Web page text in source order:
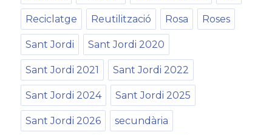
Reciclatge Reutilització Rosa Roses
Sant Jordi Sant Jordi 2020
Sant Jordi 2021 Sant Jordi 2022
Sant Jordi 2024 Sant Jordi 2025
Sant Jordi 2026 secundària